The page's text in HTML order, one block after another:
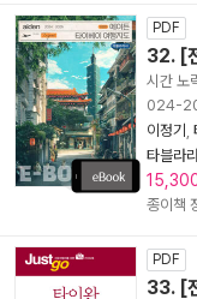
PDF
32. [
시간 노
024-
이정기
타블라
종이책
PDF
33. [